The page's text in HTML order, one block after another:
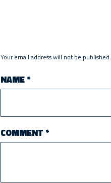
Your email address will not be published.
NAME*
COMMENT *